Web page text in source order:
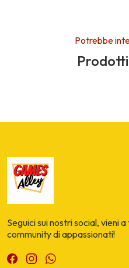
Potrebbe
Seguici sui nostri social, vieni
community di appassionati!